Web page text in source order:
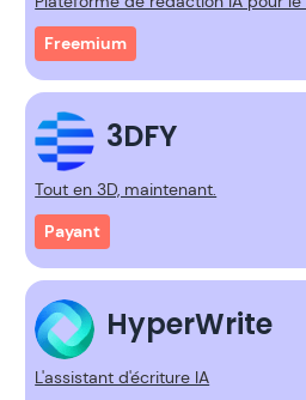
Freemium
3DFY
Tout en 3D, maintenant.
Payant
HyperWrite
L'assistant d'écriture IA